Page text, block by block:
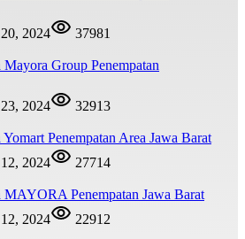
2024
37981
Group Penempatan
2024
32913
Penempatan Area Jawa Barat
2024
27714
Penempatan Jawa Barat
2024 22912